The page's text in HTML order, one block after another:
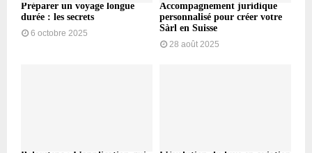
Préparer un voyage longue
durée : les secrets
6 octobre 2025
Accompagnement juridique
personnalisé pour créer votre
Sàrl en Suisse
28 août 2025